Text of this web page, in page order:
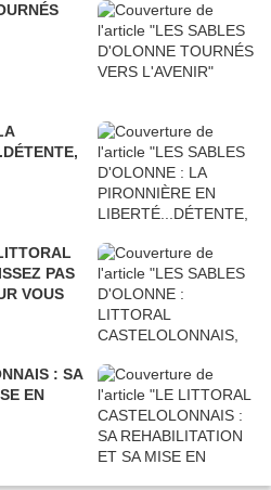
PAS
VOUS
: SA
EN